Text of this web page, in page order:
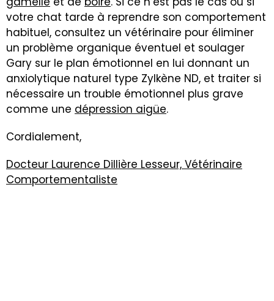
votre chat tarde à reprendre son comportement
habituel, consultez un vétérinaire pour éliminer
un problème organique éventuel et soulager
Gary sur le plan émotionnel en lui donnant un
anxiolytique naturel type Zylkène ND, et traiter si
nécessaire un trouble émotionnel plus grave
comme une dépression aigüe.
Cordialement,
Docteur Laurence Dillière Lesseur, Vétérinaire
Comportementaliste